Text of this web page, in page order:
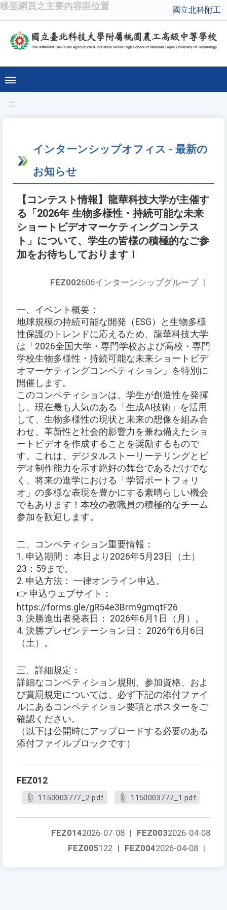
移至網頁之主要內容區位置 國立北科附工
:::
インターンシップオフィス - 最新の
お知らせ
【コンテスト情報】龍華科技大学が主催す
る「2026年 生物多様性・持続可能な未来
ショートビデオマーケティングコンテス
ト」について、学生の皆様の積極的なご参
加をお待ちしております！
FEZ002606インターンシップグループ |
一、イベント概要：
地球規模の持続可能な開発（ESG）と生物多様
性保護のトレンドに応えるため、龍華科技大学
は「2026全国大学・専門学校および高校・専門
学校生物多様性・持続可能な未来ショートビデ
オマーケティングコンペティション」を特別に
開催します。
このコンペティションは、学生が創造性を発揮
し、現在最も人気のある「生成AI技術」を活用
して、生物多様性の現状と未来の想像を組み合
わせ、革新性と社会的影響力を兼ね備えたショ
ートビデオを作成することを奨励するもので
す。これは、デジタルストーリーテリングとビ
デオ制作能力を示す絶好の舞台であるだけでな
く、将来の進学における「学習ポートフォリ
オ」の多様な表現を豊かにする素晴らしい機会
でもあります！本校の教職員の積極的なチーム
参加を歓迎します。
二、コンペティション重要情報：
1. 申込期間： 本日より2026年5月23日（土）
23：59まで。
2. 申込方法： 一律オンライン申込。
👉 申込ウェブサイト：
https://forms.gle/gR54e3Brm9gmqtF26
3. 決勝進出者発表日： 2026年6月1日（月）。
4. 決勝プレゼンテーション日： 2026年6月6日
（土）。
三、詳細規定：
詳細なコンペティション規則、参加資格、およ
び賞罰規定については、必ず下記の添付ファイ
ルにあるコンペティション要項とポスターをご
確認ください。
（以下は公開時にアップロードする必要のある
添付ファイルブロックです）
FEZ012
1150003777_2.pdf 1150003777_1.pdf
FEZ0032026-04-08
FEZ0142026-07-08 |
FEZ0042026-04-08 |
FEZ005122 |